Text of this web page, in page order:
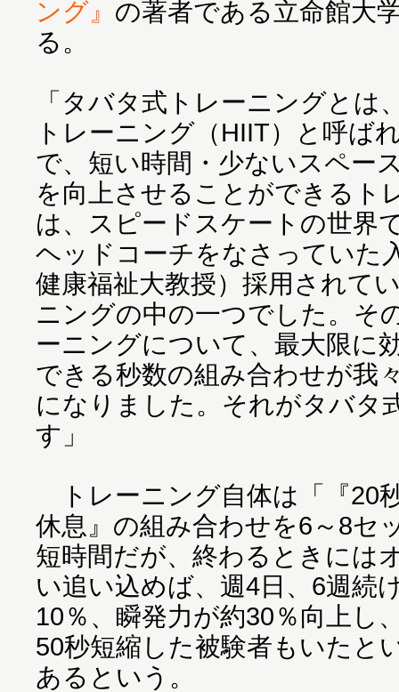
ング』 の著者である立命館大
る。
「タバタ式トレーニングとは
トレーニング（HIIT）と呼ば
で、短い時間・少ないスペー
を向上させることができるト
は、スピードスケートの世界
ヘッドコーチをなさっていた
健康福祉大教授）採用されて
ニングの中の一つでした。そ
ーニングについて、最大限に
できる秒数の組み合わせが我
になりました。それがタバタ
す」
トレーニング自体は「『20
休息』の組み合わせを6～8セ
短時間だが、終わるときには
い追い込めば、週4日、6週続
10％、瞬発力が約30％向上し
50秒短縮した被験者もいたと
あるという。